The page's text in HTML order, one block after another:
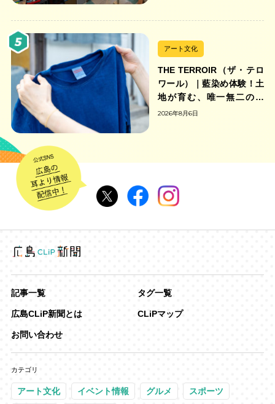
アート文化
THE TERROIR（ザ・テロ
ワール）｜藍染め体験！土
地が育む、唯一無二の藍
色。
2026年8月6日
記事一覧 タグ一覧
広島CLiP新聞とは CLiPマップ
お問い合わせ
カテゴリ
アート文化 イベント情報 グルメ スポーツ